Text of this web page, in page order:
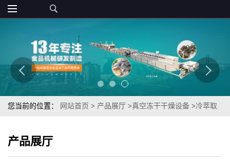
您当前的位置： 网站首页 > 产品展厅 >真空冻干干燥设备 >冷萃取
产品展厅